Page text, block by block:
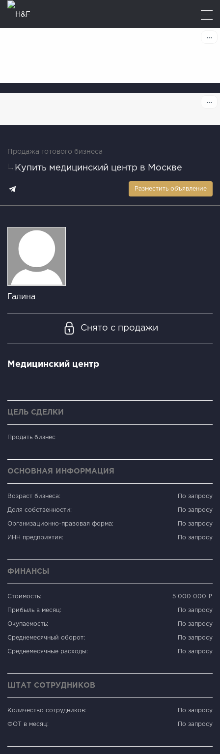
Продажа готового бизнеса
Купить медицинский центр в Москве
Разместить объявление
Галина
Снято с продажи
Медицинский центр
ЦЕЛЬ СДЕЛКИ
Продать бизнес
ОСНОВНАЯ ИНФОРМАЦИЯ
Возраст бизнеса: По запросу
Доля собственности: По запросу
Организационно-правовая форма: По запросу
ИНН предприятия: По запросу
ФИНАНСЫ
Стоимость: 5 000 000 ₽
Прибыль в месяц: По запросу
Окупаемость: По запросу
Среднемесячный оборот: По запросу
Среднемесячные расходы: По запросу
ШТАТ СОТРУДНИКОВ
Количество сотрудников: По запросу
ФОТ в месяц: По запросу